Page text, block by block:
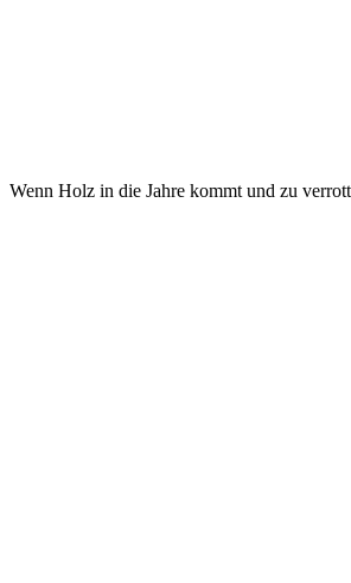
Wenn Holz in die Jahre kommt und zu